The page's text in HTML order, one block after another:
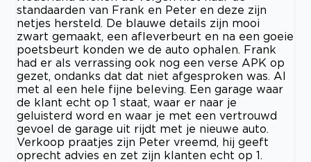
standaarden van Frank en Peter en deze zijn
netjes hersteld. De blauwe details zijn mooi
zwart gemaakt, een afleverbeurt en na een goeie
poetsbeurt konden we de auto ophalen. Frank
had er als verrassing ook nog een verse APK op
gezet, ondanks dat dat niet afgesproken was. Al
met al een hele fijne beleving. Een garage waar
de klant echt op 1 staat, waar er naar je
geluisterd word en waar je met een vertrouwd
gevoel de garage uit rijdt met je nieuwe auto.
Verkoop praatjes zijn Peter vreemd, hij geeft
oprecht advies en zet zijn klanten echt op 1.